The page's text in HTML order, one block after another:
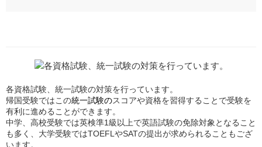
各資格試験、統一試験の対策を行っています。
帰国受験ではこの統一試験のスコアや資格を習得することで受験を
有利に進めることができます。
中学、高校受験では英検準1級以上で英語試験の免除対象となること
も多く、大学受験ではTOEFLやSATの提出が求められることもござ
います。